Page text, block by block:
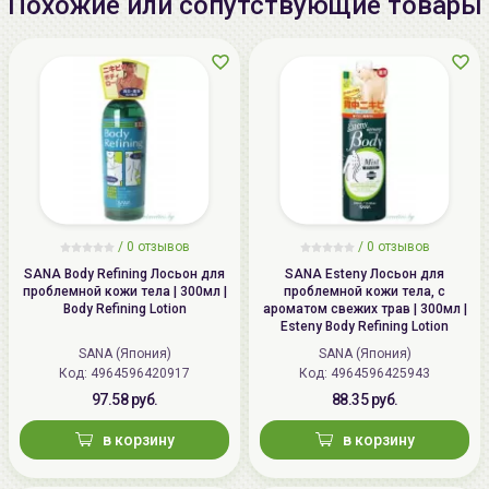
Стеариновая кислота — 1,0 – 3,2 %
Преимущества использования:
Многофункциональность: Кокосовое масло
способно выполнять множество разных
функций и заменить разные косметические
средства. Оно очищает, увлажняет, смягчает,
оздоравливает и защищает кожу, поэтому
может стать универсальным продуктом для
решения различных проблем.
Омоложение: Масло разглаживает кожу,
устраняет мелкие морщины, осветляет
возрастные пигментации, снимает отёки и
раздражения. Оно также стимулирует синтез
собственного коллагена и нейтрализует
агрессивное воздействие свободных
радикалов. Это помогает замедлить процесс
старения и продлить молодость кожи.
/ 0 отзывов
SANA Body Refining Лосьон для
проблемной кожи тела | 300мл |
Body Refining Lotion
SANA (Япония)
Код: 4964596420917
97.58 руб.
в корзину
/ 0 отзывов
SANA Esteny Лосьон для
проблемной кожи тела, с
ароматом свежих трав | 300мл |
Esteny Body Refining Lotion
SANA (Япония)
Код: 4964596425943
88.35 руб.
в корзину